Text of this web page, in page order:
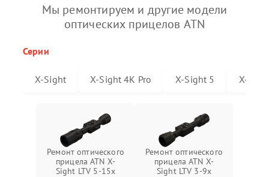
Мы ремонтируем и другие модели
оптических прицелов ATN
Серии
X-Sight X-Sight 4K Pro X-Sight 5 X-
Ремонт оптического
прицела ATN X-
Sight LTV 5-15x
Ремонт оптического
прицела ATN X-
Sight LTV 3-9x